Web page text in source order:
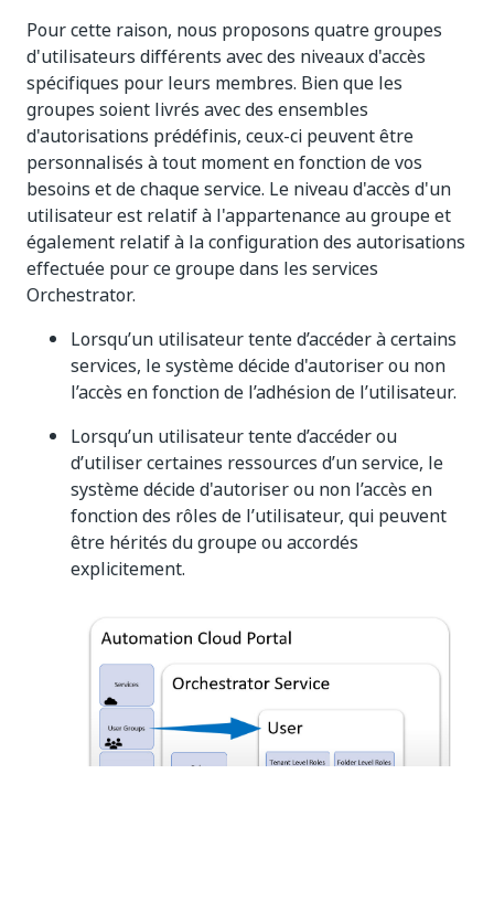
Pour cette raison, nous proposons quatre groupes
d'utilisateurs différents avec des niveaux d'accès
spécifiques pour leurs membres. Bien que les
groupes soient livrés avec des ensembles
d'autorisations prédéfinis, ceux-ci peuvent être
personnalisés à tout moment en fonction de vos
besoins et de chaque service. Le niveau d'accès d'un
utilisateur est relatif à l'appartenance au groupe et
également relatif à la configuration des autorisations
effectuée pour ce groupe dans les services
Orchestrator.
Lorsqu’un utilisateur tente d’accéder à certains
services, le système décide d'autoriser ou non
l’accès en fonction de l’adhésion de l’utilisateur.
Lorsqu’un utilisateur tente d’accéder ou
d’utiliser certaines ressources d’un service, le
système décide d'autoriser ou non l’accès en
fonction des rôles de l’utilisateur, qui peuvent
être hérités du groupe ou accordés
explicitement.